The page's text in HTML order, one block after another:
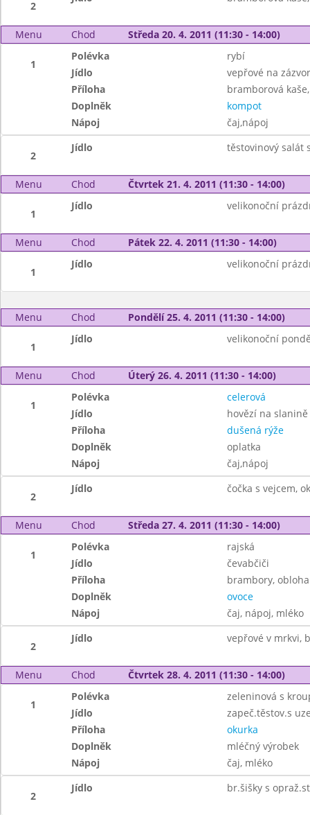
2
Menu Chod Středa 20. 4. 2011 (11:30 - 14:00)
1
Polévka
rybí
Jídlo
vepřové na
Příloha
bramborová kaše,
Doplněk
kompot
Nápoj
čaj,nápoj
2
Jídlo těstovinový salát
Menu Chod Čtvrtek 21. 4. 2011 (11:30 - 14:00)
1
Jídlo velikonoční
Menu Chod Pátek 22. 4. 2011 (11:30 - 14:00)
1
Jídlo velikonoční
Menu Chod Pondělí 25. 4. 2011 (11:30 - 14:00)
1
Jídlo velikonoční
Menu Chod Úterý 26. 4. 2011 (11:30 - 14:00)
1
Polévka
celerová
Jídlo
hovězí na slanině
Příloha
dušená rýže
Doplněk
oplatka
Nápoj
čaj,nápoj
2
Jídlo čočka s vejcem,
Menu Chod Středa 27. 4. 2011 (11:30 - 14:00)
1
Polévka
rajská
Jídlo
čevabčiči
Příloha
brambory, obloha
Doplněk
ovoce
Nápoj
čaj, nápoj, mléko
2
Jídlo vepřové v mrkvi,
Menu Chod Čtvrtek 28. 4. 2011 (11:30 - 14:00)
1
Polévka
zeleninová s
Jídlo
zapeč.těstov.s
Příloha
okurka
Doplněk
mléčný výrobek
Nápoj
čaj, mléko
2
Jídlo br.šišky s